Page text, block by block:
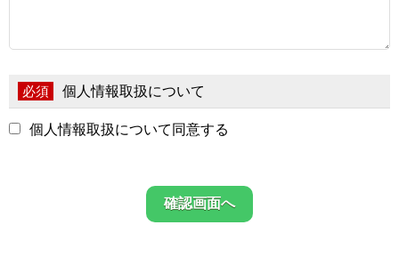
必須 個人情報取扱について
個人情報取扱について同意する